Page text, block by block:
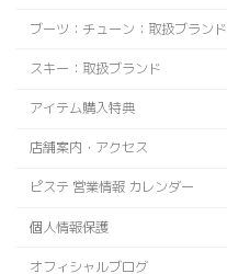
ブーツ：チューン：取扱ブランド
スキー：取扱ブランド
アイテム購入特典
店舗案内・アクセス
ピステ 営業情報 カレンダー
個人情報保護
オフィシャルブログ